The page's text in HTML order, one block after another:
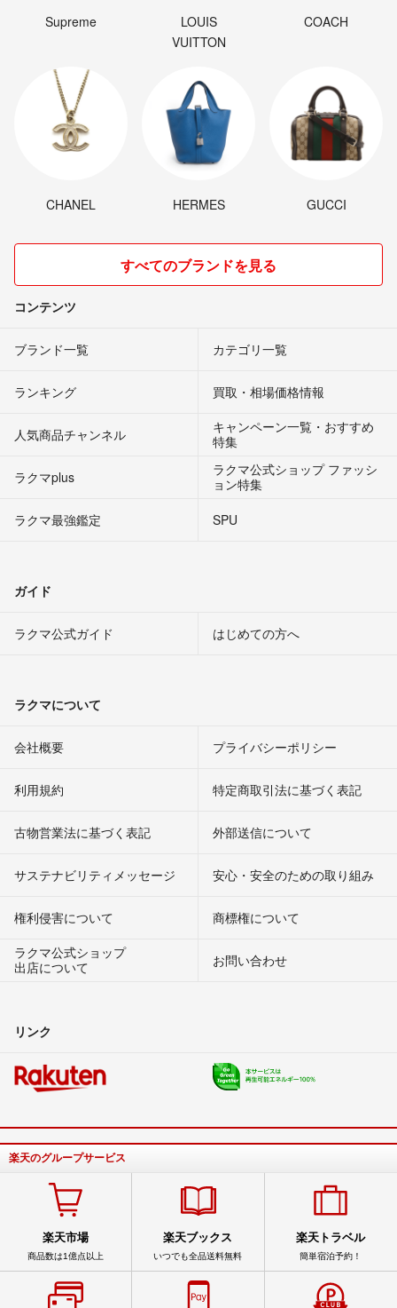
Supreme
LOUIS
VUITTON
COACH
CHANEL HERMES GUCCI
すべてのブランドを見る
コンテンツ
ブランド一覧 カテゴリ一覧
ランキング 買取・相場価格情報
人気商品チャンネル
キャンペーン一覧・おすすめ
特集
ラクマplus
ラクマ公式ショップ ファッシ
ョン特集
ラクマ最強鑑定
SPU
ガイド
ラクマ公式ガイド はじめての方へ
ラクマについて
会社概要 プライバシーポリシー
利用規約 特定商取引法に基づく表記
古物営業法に基づく表記 外部送信について
サステナビリティメッセージ 安心・安全のための取り組み
権利侵害について
商標権について
ラクマ公式ショップ
出店について
お問い合わせ
リンク
楽天のグループサービス
楽天市場
商品数は1億点以上
楽天ブックス
いつでも全品送料無料
楽天トラベル
簡単宿泊予約！